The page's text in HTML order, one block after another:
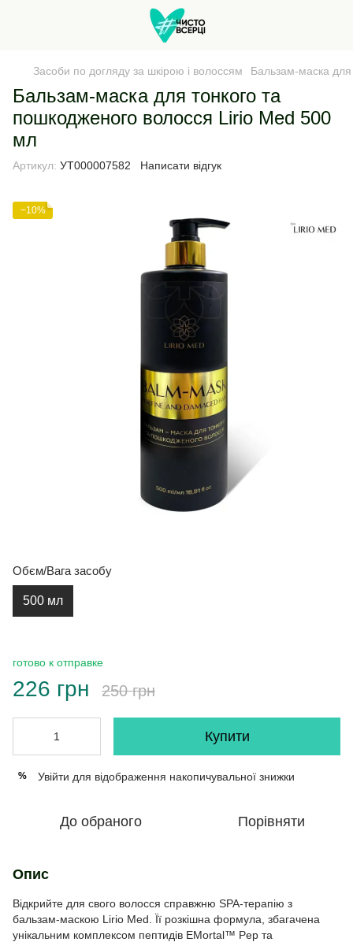
Засоби по догляду за шкірою і волоссям Бальзам-маска
Бальзам-маска для тонкого та
пошкодженого волосся Lirio Med 500
мл
Артикул: УТ000007582 Написати відгук
−10%
Обєм/Вага засобу
500 мл
готово к отправке
226 грн 250 грн
Купити
% Увійти для відображення накопичувальної знижки
До обраного Порівняти
Опис
Відкрийте для свого волосся справжню SPA-терапію з
бальзам-маскою Lirio Med. Її розкішна формула, збагачена
унікальним комплексом пептидів EMortal™ Pep та